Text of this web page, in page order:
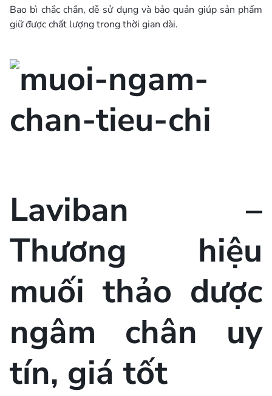
Bao bì chắc chắn, dễ sử dụng và bảo quản giúp sản phẩm
giữ được chất lượng trong thời gian dài.
Laviban –
Thương hiệu
muối thảo dược
ngâm chân uy
tín, giá tốt